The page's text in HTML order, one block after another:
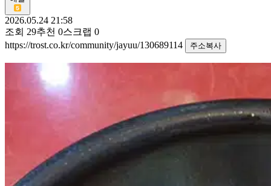
2026.05.24 21:58
조회 29추천 0스크랩 0
https://trost.co.kr/community/jayuu/130689114
주소복사